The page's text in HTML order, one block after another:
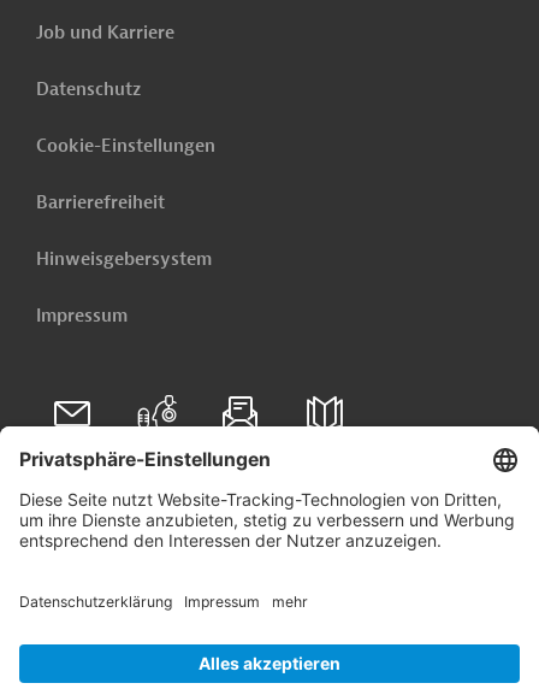
Job und Karriere
Datenschutz
Cookie-Einstellungen
Barrierefreiheit
Hinweisgebersystem
Impressum
Folgen Sie uns auf
Linkedin